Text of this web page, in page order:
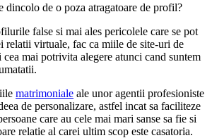
dincolo de o poza atragatoare de profil?
false si mai ales pericolele care se pot
relatii virtuale, fac ca miile de site-uri de
mai potrivita alegere atunci cand suntem
matrimoniale ale unor agentii profesioniste
de personalizare, astfel incat sa faciliteze
care au cele mai mari sanse sa fie si
relatie al carei ultim scop este casatoria.